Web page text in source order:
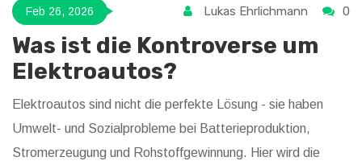
Feb 26, 2026 Lukas Ehrlichmann 0
Was ist die Kontroverse um
Elektroautos?
Elektroautos sind nicht die perfekte Lösung - sie haben
Umwelt- und Sozialprobleme bei Batterieproduktion,
Stromerzeugung und Rohstoffgewinnung. Hier wird die